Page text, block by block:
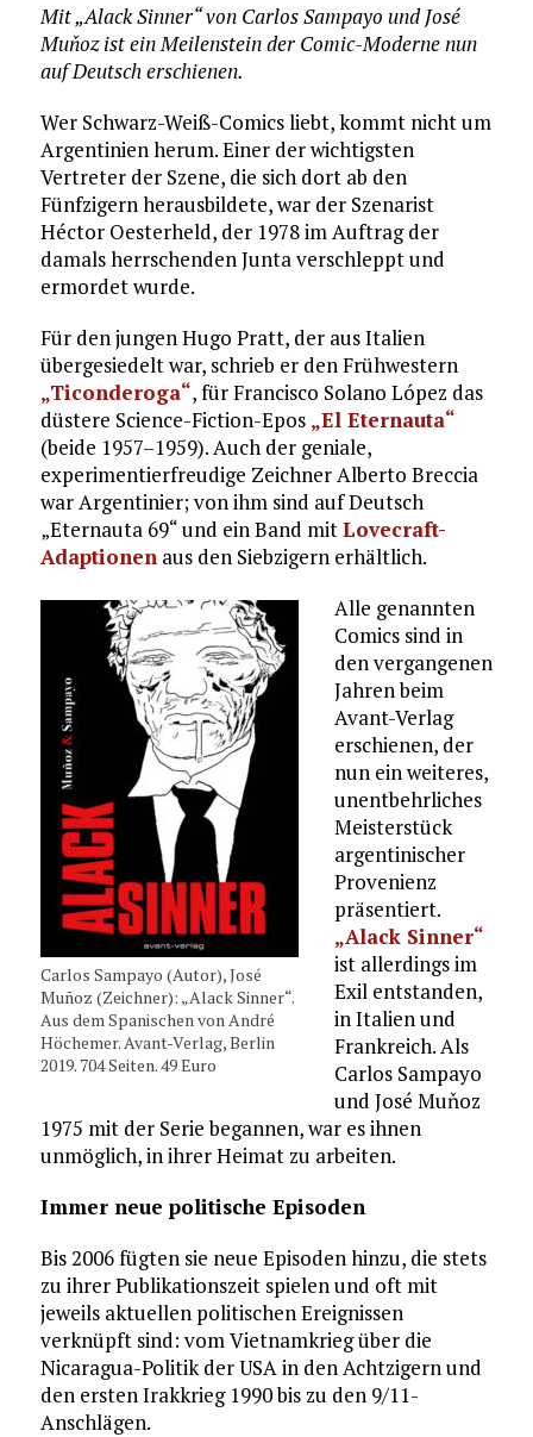
Mit „Alack Sinner“ von Carlos Sampayo und José
Muňoz ist ein Meilenstein der Comic-Moderne nun
auf Deutsch erschienen.
Wer Schwarz-Weiß-Comics liebt, kommt nicht um
Argentinien herum. Einer der wichtigsten
Vertreter der Szene, die sich dort ab den
Fünfzigern herausbildete, war der Szenarist
Héctor Oesterheld, der 1978 im Auftrag der
damals herrschenden Junta verschleppt und
ermordet wurde.
Für den jungen Hugo Pratt, der aus Italien
übergesiedelt war, schrieb er den Frühwestern
„Ticonderoga“, für Francisco Solano López das
düstere Science-Fiction-Epos „El Eternauta“
(beide 1957–1959). Auch der geniale,
experimentierfreudige Zeichner Alberto Breccia
war Argentinier; von ihm sind auf Deutsch
„Eternauta 69“ und ein Band mitLovecraft-
Adaptionen aus den Siebzigern erhältlich.
Carlos Sampayo (Autor), José
Muñoz (Zeichner): „Alack Sinner“.
Aus dem Spanischen von André
Höchemer. Avant-Verlag, Berlin
2019. 704 Seiten. 49 Euro
Alle genannten
Comics sind in
den vergangenen
Jahren beim
Avant-Verlag
erschienen, der
nun ein weiteres,
unentbehrliches
Meisterstück
argentinischer
Provenienz
präsentiert.
„Alack Sinner“
ist allerdings im
Exil entstanden,
in Italien und
Frankreich. Als
Carlos Sampayo
und José Muňoz
1975 mit der Serie begannen, war es ihnen
unmöglich, in ihrer Heimat zu arbeiten.
Immer neue politische Episoden
Bis 2006 fügten sie neue Episoden hinzu, die stets
zu ihrer Publikationszeit spielen und oft mit
jeweils aktuellen politischen Ereignissen
verknüpft sind: vom Vietnamkrieg über die
Nicaragua-Politik der USA in den Achtzigern und
den ersten Irakkrieg 1990 bis zu den 9/11-
Anschlägen.